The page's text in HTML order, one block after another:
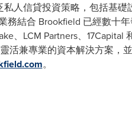
人信貸投資策略，包括基礎
務結合 Brookfield 已經數十
、LCM Partners、17Capital
活兼專業的資本解決方案，
。